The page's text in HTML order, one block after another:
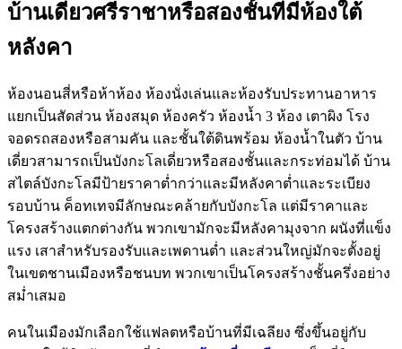
บ้านเดี่ยวศรีราชาหรือสองชั้นที่มีห้องใต้
หลังคา
ห้องนอนสี่หรือห้าห้อง ห้องนั่งเล่นและห้องรับประทานอาหาร
แยกเป็นสัดส่วน ห้องสมุด ห้องครัว ห้องน้ำ 3 ห้อง เตาผิง โรง
จอดรถสองหรือสามคัน และชั้นใต้ดินพร้อม ห้องน้ำในตัว บ้าน
เดี่ยวสามารถเป็นบังกะโลเดี่ยวหรือสองชั้นและกระท่อมได้ บ้าน
สไตล์บังกะโลมีป้ายราคาต่ำกว่าและมีหลังคาต่ำและระเบียง
รอบบ้าน ค็อทเทจมีลักษณะคล้ายกับบังกะโล แต่มีราคาและ
โครงสร้างแตกต่างกัน พวกเขามักจะมีหลังคามุงจาก ผนังที่แข็ง
แรง เสาสำหรับรองรับและเพดานต่ำ และส่วนใหญ่มักจะตั้งอยู่
ในเขตชานเมืองหรือชนบท พวกเขาเป็นโครงสร้างชั้นครึ่งอย่าง
สม่ำเสมอ
คนในเมืองมักเลือกใช้แฟลตหรือบ้านที่มีเฉลียง ซึ่งขึ้นอยู่กับ